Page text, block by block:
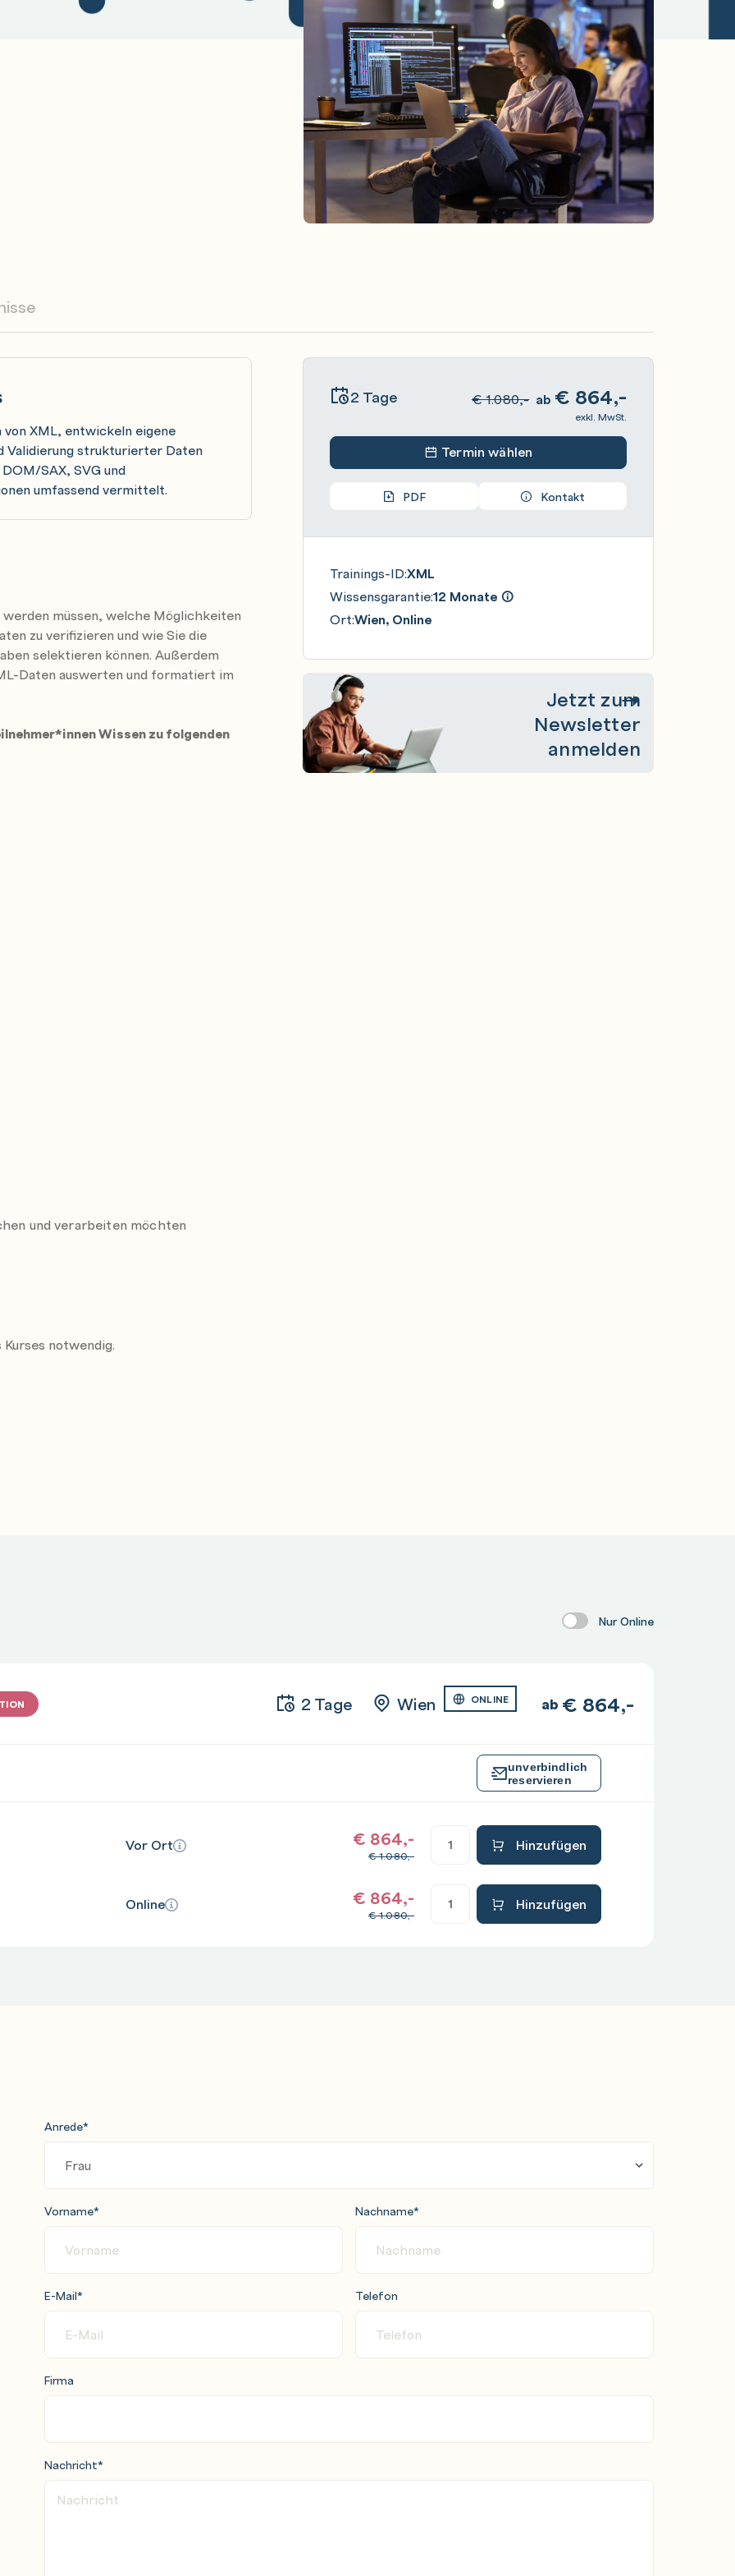
von XML, entwickeln eigene
Validierung strukturierter Daten
SAX, SVG und
umfassend vermittelt.
müssen, welche Möglichkeiten
zu verifizieren und wie Sie die
selektieren können. Außerdem
Daten auswerten und formatiert im
Wissen zu folgenden
und verarbeiten möchten
notwendig.
2 Tage €1.080,- ab € 864,-
exkl. MwSt.
Termin wählen
PDF Kontakt
Trainings-ID:XML
Wissensgarantie:12 Monate
Ort:Wien, Online
Jetzt zum
Newsletter
anmelden
Nur Online
2 Tage Wien ONLINE ab € 864,-
unverbindlich
reservieren
Vor Ort € 864,-
€1.080,-
Hinzufügen
Online € 864,-
€1.080,-
Hinzufügen
Anrede*
Vorname* Nachname*
E-Mail* Telefon
Firma
Nachricht*